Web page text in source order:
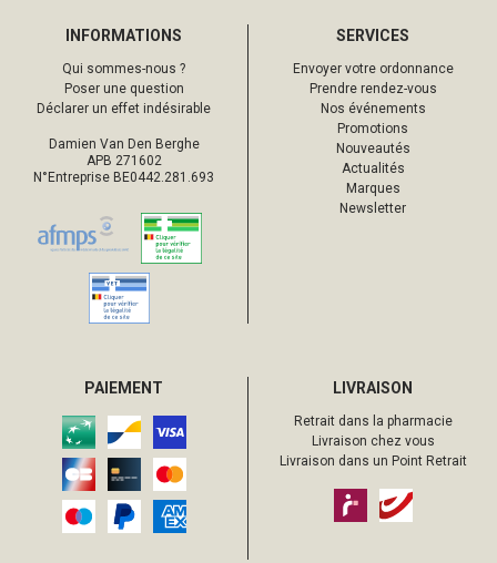
INFORMATIONS
Qui sommes-nous ?
Poser une question
Déclarer un effet indésirable
Damien Van Den Berghe
APB 271602
N°Entreprise BE0442.281.693
SERVICES
Envoyer votre ordonnance
Prendre rendez-vous
Nos événements
Promotions
Nouveautés
Actualités
Marques
Newsletter
PAIEMENT LIVRAISON
Retrait dans la pharmacie
Livraison chez vous
Livraison dans un Point Retrait